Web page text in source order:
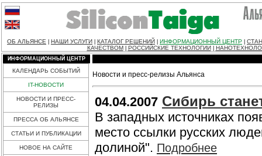
ОБ АЛЬЯНСЕ НАШИ УСЛУГИ КАТАЛОГ РЕШЕНИЙ ИНФОРМАЦИОННЫЙ ЦЕНТР
КАЧЕСТВОМ
РОССИЙСКИЕ ТЕХНОЛОГИИ
ИНФОРМАЦИОННЫЙ ЦЕНТР
КАЛЕНДАРЬ СОБЫТИЙ
IT-НОВОСТИ
НОВОСТИ И ПРЕСС-
РЕЛИЗЫ
ПРЕССА ОБ АЛЬЯНСЕ
СТАТЬИ И ПУБЛИКАЦИИ
НОВОЕ НА САЙТЕ
Новости и пресс-релизы Альянса
04.04.2007 Сибирь
В западных источниках
место ссылки русских
долиной". Подробнее